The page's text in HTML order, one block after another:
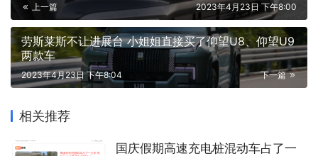
上一篇 2023年4月23日 下午8:00
劳斯莱斯不让进展台 小姐姐直接买了仰望U8、仰望U9
两款车
下一篇
2023年4月23日 下午8:04
相关推荐
国庆假期高速充电桩混动车占了一